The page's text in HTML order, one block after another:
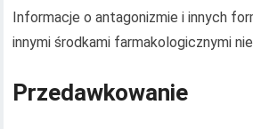
Informacje o antagonizmie i innych
innymi środkami farmakologicznymi
Przedawkowanie